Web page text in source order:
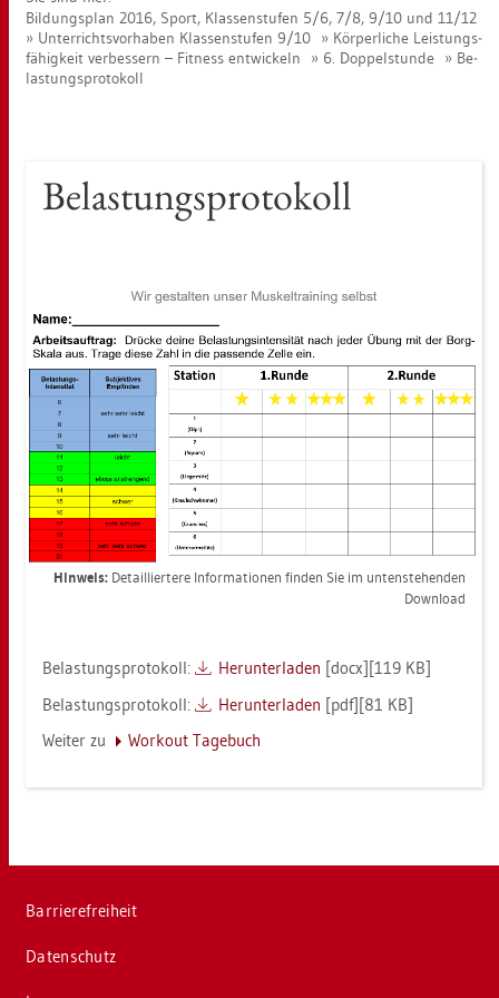
Bil­dungs­plan 2016, Sport, Klas­sen­stu­fen 5/6, 7/8, 9/10 und 11/12
Un­ter­richts­vor­ha­ben Klas­sen­stu­fen 9/10
Kör­per­li­che Leis­tungs­
fä­hig­keit ver­bes­sern – Fit­ness ent­wi­ckeln
6. Dop­pel­stun­de
Be­
las­tungs­pro­to­koll
Be­las­tungs­pro­to­koll
Hin­weis: De­tail­lier­te­re In­for­ma­tio­nen fin­den Sie im un­ten­ste­hen­den
Down­load
Be­las­tungs­pro­to­koll: Her­un­ter­la­den [docx][119 KB]
Be­las­tungs­pro­to­koll:
Her­un­ter­la­den [pdf][81 KB]
Wei­ter zu
Work­out Ta­ge­buch
Bar­rie­re­frei­heit
Da­ten­schutz